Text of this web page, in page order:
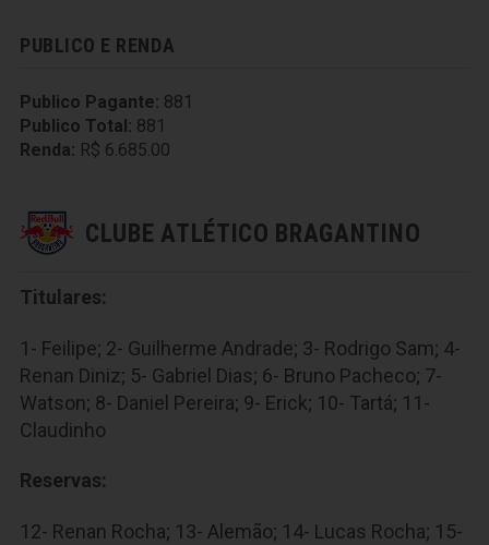
PUBLICO E RENDA
Publico Pagante: 881
Publico Total: 881
Renda: R$ 6.685.00
CLUBE ATLÉTICO BRAGANTINO
Titulares:
1- Feilipe; 2- Guilherme Andrade; 3- Rodrigo Sam; 4-
Renan Diniz; 5- Gabriel Dias; 6- Bruno Pacheco; 7-
Watson; 8- Daniel Pereira; 9- Erick; 10- Tartá; 11-
Claudinho
Reservas:
12- Renan Rocha; 13- Alemão; 14- Lucas Rocha; 15-